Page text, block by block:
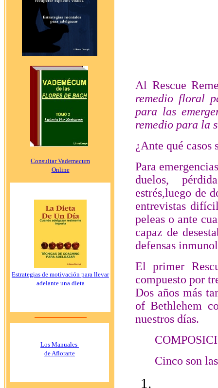
Consultar Vademecum
Online
Estrategias de motivación para llevar
adelante una dieta
Los Manuales
de Aflorarte
Al Rescue
remedio floral
para las
remedio para la
¿Ante qué casos
Para
duelos,
estrés,luego de
entrevistas
peleas o ante
capaz de
defensas
El primer
compuesto por
Dos años más
of Bethlehem
nuestros días.
Cinco son